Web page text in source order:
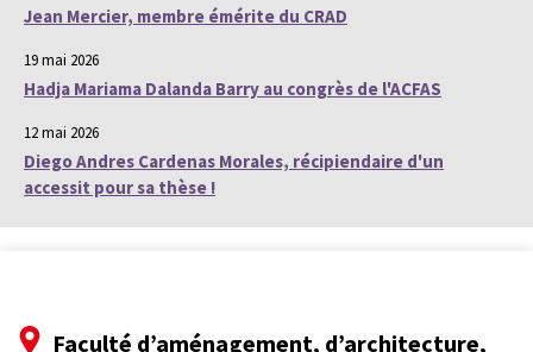
Jean Mercier, membre émérite du CRAD
19 mai 2026
Hadja Mariama Dalanda Barry au congrès de l'ACFAS
12 mai 2026
Diego Andres Cardenas Morales, récipiendaire d'un
accessit pour sa thèse !
Faculté d’aménagement, d’architecture,